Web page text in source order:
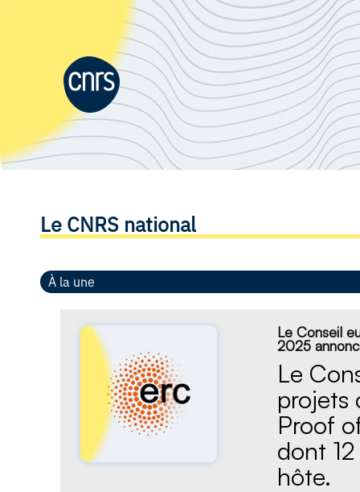
Le CNRS national
À la une
Le Conseil
2025
Le
projets
Proof
dont
hôte.